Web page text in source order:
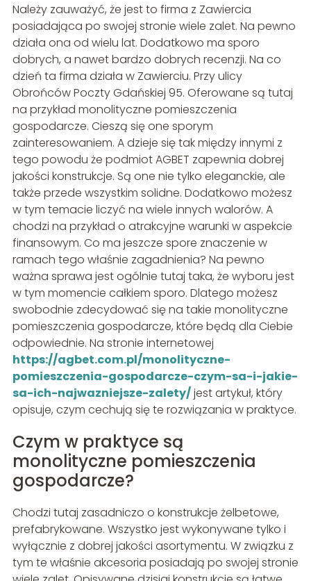
Należy zauważyć, że jest to firma z Zawiercia
posiadająca po swojej stronie wiele zalet. Na pewno
działa ona od wielu lat. Dodatkowo ma sporo
dobrych, a nawet bardzo dobrych recenzji. Na co
dzień ta firma działa w Zawierciu. Przy ulicy
Obrońców Poczty Gdańskiej 95. Oferowane są tutaj
na przykład monolityczne pomieszczenia
gospodarcze. Cieszą się one sporym
zainteresowaniem. A dzieje się tak między innymi z
tego powodu że podmiot AGBET zapewnia dobrej
jakości konstrukcje. Są one nie tylko eleganckie, ale
także przede wszystkim solidne. Dodatkowo możesz
w tym temacie liczyć na wiele innych walorów. A
chodzi na przykład o atrakcyjne warunki w aspekcie
finansowym. Co ma jeszcze spore znaczenie w
ramach tego właśnie zagadnienia? Na pewno
ważna sprawa jest ogólnie tutaj taka, że wyboru jest
w tym momencie całkiem sporo. Dlatego możesz
swobodnie zdecydować się na takie monolityczne
pomieszczenia gospodarcze, które będą dla Ciebie
odpowiednie. Na stronie internetowej
https://agbet.com.pl/monolityczne-
pomieszczenia-gospodarcze-czym-sa-i-jakie-
sa-ich-najwazniejsze-zalety/jest artykuł, który
opisuje, czym cechują się te rozwiązania w praktyce.
Czym w praktyce są
monolityczne pomieszczenia
gospodarcze?
Chodzi tutaj zasadniczo o konstrukcje żelbetowe,
prefabrykowane. Wszystko jest wykonywane tylko i
wyłącznie z dobrej jakości asortymentu. W związku z
tym te właśnie akcesoria posiadają po swojej stronie